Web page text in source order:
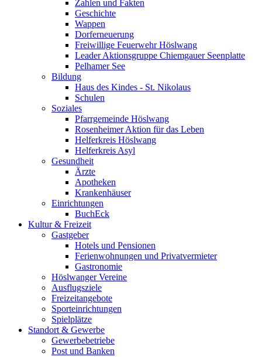
Zahlen und Fakten
Geschichte
Wappen
Dorferneuerung
Freiwillige Feuerwehr Höslwang
Leader Aktionsgruppe Chiemgauer Seenplatte
Pelhamer See
Bildung
Haus des Kindes - St. Nikolaus
Schulen
Soziales
Pfarrgemeinde Höslwang
Rosenheimer Aktion für das Leben
Helferkreis Höslwang
Helferkreis Asyl
Gesundheit
Ärzte
Apotheken
Krankenhäuser
Einrichtungen
BuchEck
Kultur & Freizeit
Gastgeber
Hotels und Pensionen
Ferienwohnungen und Privatvermieter
Gastronomie
Höslwanger Vereine
Ausflugsziele
Freizeitangebote
Sporteinrichtungen
Spielplätze
Standort & Gewerbe
Gewerbebetriebe
Post und Banken